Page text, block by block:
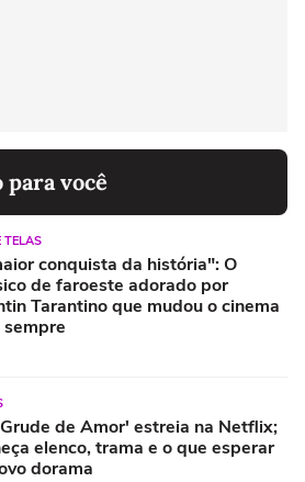
para você
TELAS
conquista da história": O
de faroeste adorado por
Tarantino que mudou o cinema
sempre
de Amor' estreia na Netflix;
elenco, trama e o que esperar
dorama